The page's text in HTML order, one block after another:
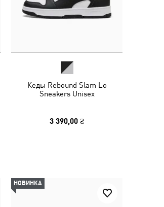
Кеды Rebound Slam Lo
Sneakers Unisex
3 390,00 ₴
НОВИНКА